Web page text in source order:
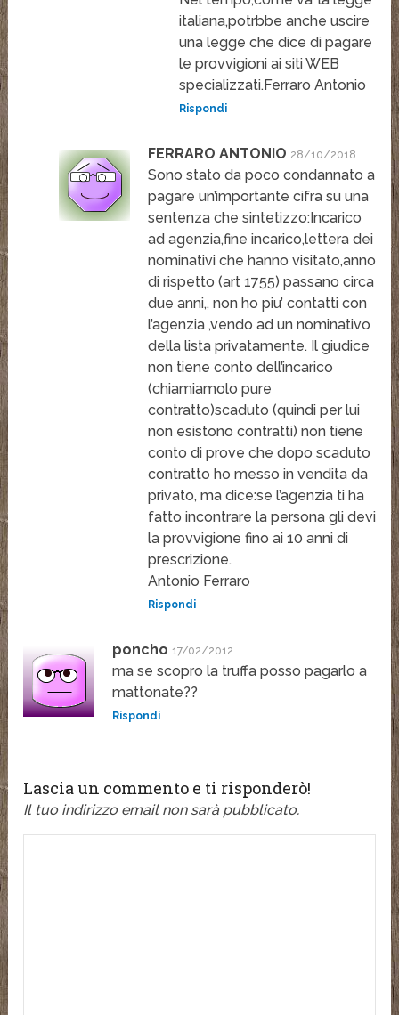
italiana,potrbbe anche uscire
una legge che dice di pagare
le provvigioni ai siti WEB
specializzati.Ferraro Antonio
Rispondi
FERRARO ANTONIO 28/10/2018
Sono stato da poco condannato a
pagare un’importante cifra su una
sentenza che sintetizzo:Incarico
ad agenzia,fine incarico,lettera dei
nominativi che hanno visitato,anno
di rispetto (art 1755) passano circa
due anni,, non ho piu’ contatti con
l’agenzia ,vendo ad un nominativo
della lista privatamente. Il giudice
non tiene conto dell’incarico
(chiamiamolo pure
contratto)scaduto (quindi per lui
non esistono contratti) non tiene
conto di prove che dopo scaduto
contratto ho messo in vendita da
privato, ma dice:se l’agenzia ti ha
fatto incontrare la persona gli devi
la provvigione fino ai 10 anni di
prescrizione.
Antonio Ferraro
Rispondi
poncho 17/02/2012
ma se scopro la truffa posso pagarlo a
mattonate??
Rispondi
Lascia un commento e ti risponderò!
Il tuo indirizzo email non sarà pubblicato.